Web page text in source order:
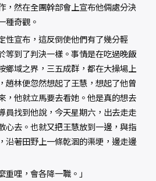
，然在全團幹部會上宣布他倆處分決
種奇觀。
性宣布，這反倒使他們有了幾分輕
等到了判決一樣。事情是在吃過晚飯
鄉域之界，三五成群，都在大操場上
趙林便忽然想起了王慧，想起了他曾
，他就立馬要去看她。他是真的想去
員找到他說，今天星期六，出去走走
心去。也就又把王慧放到一邊，與指
沿著田野上一條乾涸的渠埂，邊走邊
哩，會各降一職。」